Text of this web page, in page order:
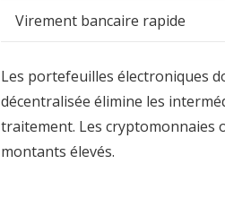
Virement bancaire rapide
Les portefeuilles électroniques
décentralisée élimine les
traitement. Les cryptomonnaies
montants élevés.